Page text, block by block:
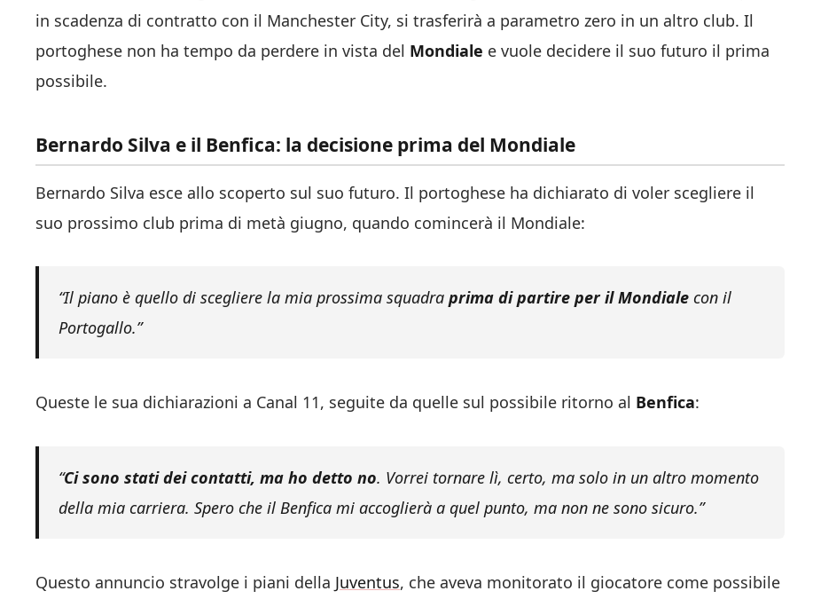
in scadenza di contratto con il Manchester City, si trasferirà a parametro zero in un altro club. Il
portoghese non ha tempo da perdere in vista del Mondiale e vuole decidere il suo futuro il prima
possibile.
Bernardo Silva e il Benfica: la decisione prima del Mondiale
Bernardo Silva esce allo scoperto sul suo futuro. Il portoghese ha dichiarato di voler scegliere il
suo prossimo club prima di metà giugno, quando comincerà il Mondiale:
“Il piano è quello di scegliere la mia prossima squadra prima di partire per il Mondiale con il
Portogallo.”
Queste le sua dichiarazioni a Canal 11, seguite da quelle sul possibile ritorno al Benfica:
“Ci sono stati dei contatti, ma ho detto no. Vorrei tornare lì, certo, ma solo in un altro momento
della mia carriera. Spero che il Benfica mi accoglierà a quel punto, ma non ne sono sicuro.”
Questo annuncio stravolge i piani della Juventus, che aveva monitorato il giocatore come possibile